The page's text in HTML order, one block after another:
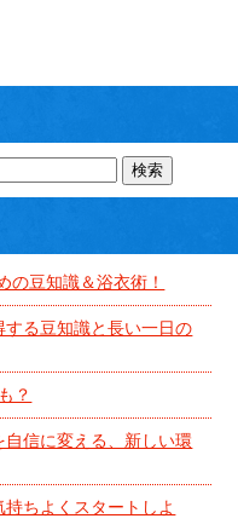
の豆知識＆浴衣術！
る豆知識と長い一日の
？
信に変える、新しい環
ちよくスタートしよ